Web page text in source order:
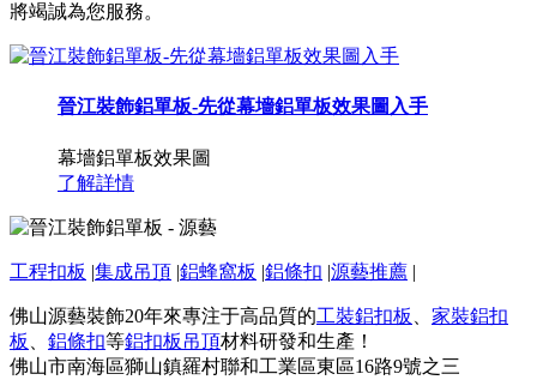
將竭誠為您服務。
晉江裝飾鋁單板-先從幕墻鋁單板效果圖入手
幕墻鋁單板效果圖
了解詳情
工程扣板 |集成吊頂 |鋁蜂窩板 |鋁條扣 |源藝推薦 |
佛山源藝裝飾20年來專注于高品質的工裝鋁扣板
家裝鋁扣
板
鋁條扣等鋁扣板吊頂材料研發和生產！
佛山市南海區獅山鎮羅村聯和工業區東區16路9號之三